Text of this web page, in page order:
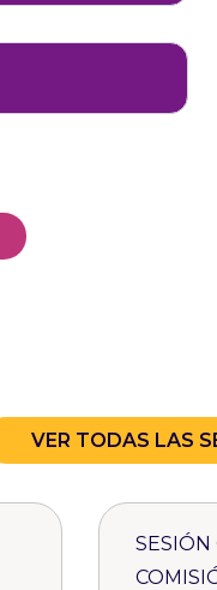
VER TODAS LAS
SESIÓN